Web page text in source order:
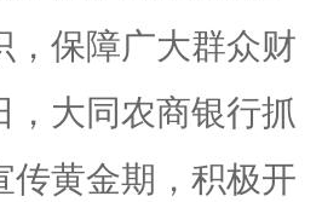
，保障广大群众财
，大同农商银行抓
传黄金期，积极开